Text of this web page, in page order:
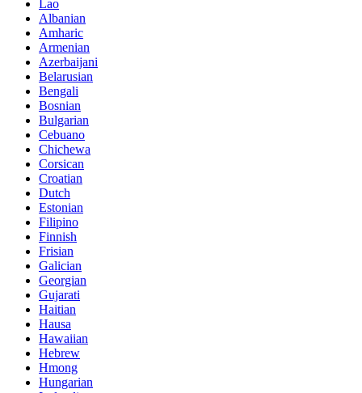
Lao
Albanian
Amharic
Armenian
Azerbaijani
Belarusian
Bengali
Bosnian
Bulgarian
Cebuano
Chichewa
Corsican
Croatian
Dutch
Estonian
Filipino
Finnish
Frisian
Galician
Georgian
Gujarati
Haitian
Hausa
Hawaiian
Hebrew
Hmong
Hungarian